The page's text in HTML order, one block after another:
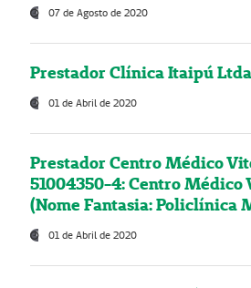
07 de Agosto de 2020
Prestador Clínica Itaipú
01 de Abril de 2020
Prestador Centro Médico
51004350-4: Centro Médico
(Nome Fantasia: Policlínica
01 de Abril de 2020